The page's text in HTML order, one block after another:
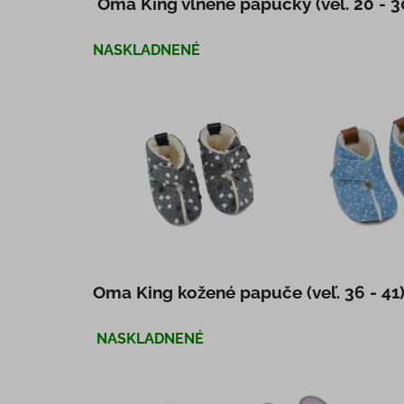
Oma King vlnené papučky (veľ. 20 -
NASKLADNENÉ
Oma King kožené papuče (veľ. 36 - 41)
NASKLADNENÉ